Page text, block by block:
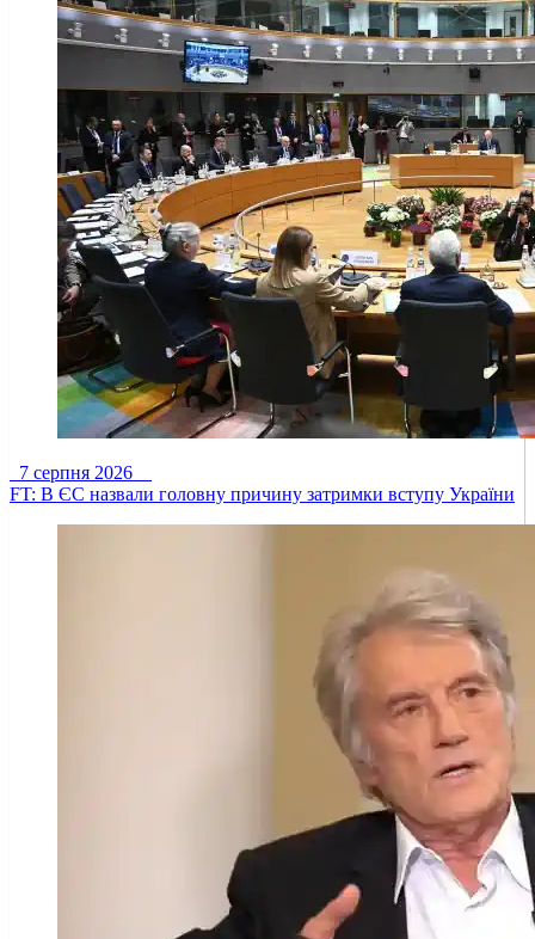
7 серпня 2026
FT: В ЄС назвали головну причину затримки вступу України